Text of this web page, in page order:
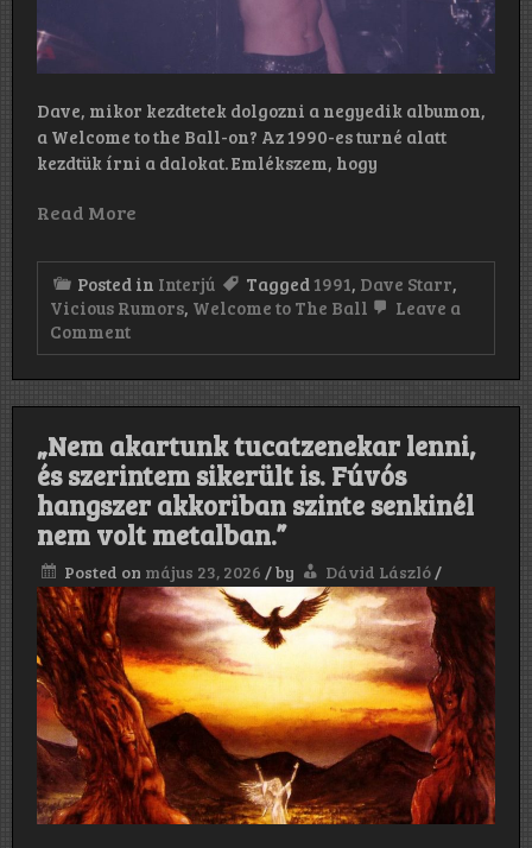
Dave, mikor kezdtetek dolgozni a negyedik albumon,
a Welcome to the Ball-on? Az 1990-es turné alatt
kezdtük írni a dalokat. Emlékszem, hogy
Read More
Posted in Interjú Tagged 1991, Dave Starr,
Vicious Rumors, Welcome to The Ball
Leave a
Commenton
„Soha
a
Vicious
Rumorsra
thrash
zenekarként.
Nem
igazán
abból
a
világból
inspirálódtunk.”
„Nem akartunk tucatzenekar lenni,
és szerintem sikerült is. Fúvós
hangszer akkoriban szinte senkinél
nem volt metalban.”
Posted on május 23, 2026 /by Dávid László/